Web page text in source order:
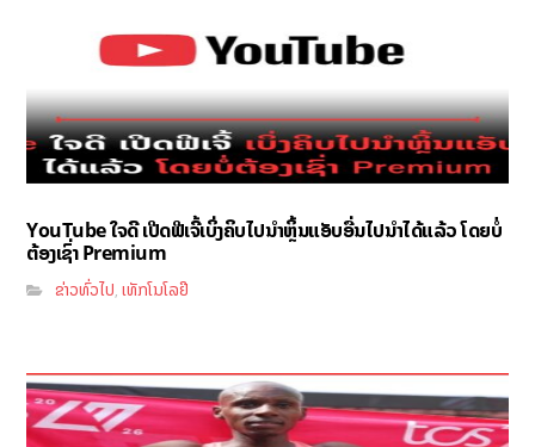
YouTube ໃຈດີ ເປີດຟີເຈີ້ເບິ່ງຄິບໄປນຳຫຼິ້ນແອັບອື່ນໄປນຳໄດ້ແລ້ວ ໂດຍບໍ່
ຕ້ອງເຊົ່າ Premium
ຂ່າວທົ່ວໄປ,ເທັກໂນໂລຢີ